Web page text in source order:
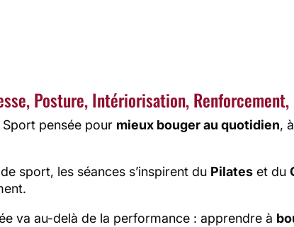
Posture, Intériorisation,
Sport pensée pour mieux bouger au quotidien,
sport, les séances s’inspirent du Pilates et du
va au-delà de la performance : apprendre à